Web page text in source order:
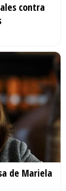
contra
de Mariela